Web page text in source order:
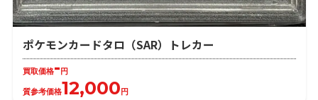
ポケモンカードタロ（SAR）トレカー
買取価格-円
質参考価格12,000円